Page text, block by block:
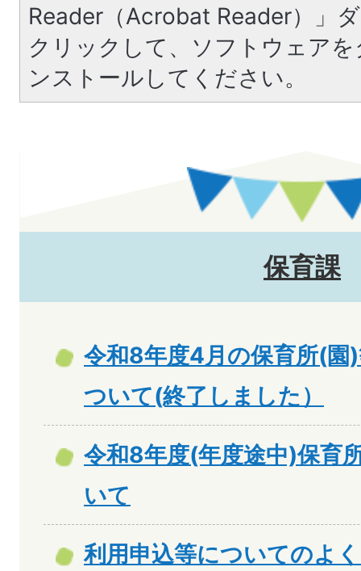
Reader（Acrobat Reader）」
クリックして、ソフトウェア
ンストールしてください。
保育課
令和8年度4月の保育所(園
ついて(終了しました）
令和8年度(年度途中)保育
いて
利用申込等についてのよ